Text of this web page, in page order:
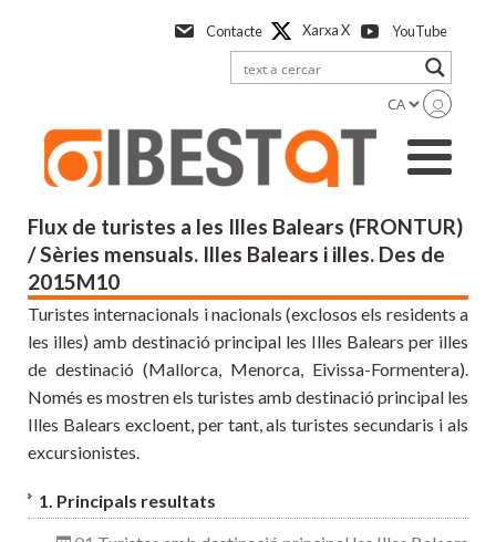
a
l'contingut
Contacte Xarxa X YouTube
Flux de turistes a les Illes Balears (FRONTUR)
/ Sèries mensuals. Illes Balears i illes. Des de
2015M10
Turistes internacionals i nacionals (exclosos els residents a
les illes) amb destinació principal les Illes Balears per illes
de destinació (Mallorca, Menorca, Eivissa-Formentera).
Només es mostren els turistes amb destinació principal les
Illes Balears excloent, per tant, als turistes secundaris i als
excursionistes.
1. Principals resultats